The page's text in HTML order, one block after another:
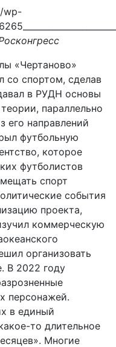
«Чертаново»
со спортом, сделав
в РУДН основы
параллельно
его направлений
футбольную
которое
футболистов
спорт
события
проекта,
коммерческую
организовать
В 2022 году
персонажей.
в единый
то длительное
Многие